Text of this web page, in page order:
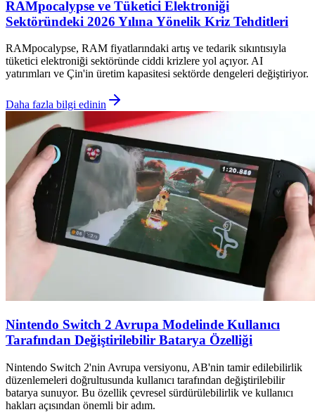
RAMpocalypse ve Tüketici Elektroniği
Sektöründeki 2026 Yılına Yönelik Kriz Tehditleri
RAMpocalypse, RAM fiyatlarındaki artış ve tedarik sıkıntısıyla
tüketici elektroniği sektöründe ciddi krizlere yol açıyor. AI
yatırımları ve Çin'in üretim kapasitesi sektörde dengeleri değiştiriyor.
Daha fazla bilgi edinin
Nintendo Switch 2 Avrupa Modelinde Kullanıcı
Tarafından Değiştirilebilir Batarya Özelliği
Nintendo Switch 2'nin Avrupa versiyonu, AB'nin tamir edilebilirlik
düzenlemeleri doğrultusunda kullanıcı tarafından değiştirilebilir
batarya sunuyor. Bu özellik çevresel sürdürülebilirlik ve kullanıcı
hakları açısından önemli bir adım.